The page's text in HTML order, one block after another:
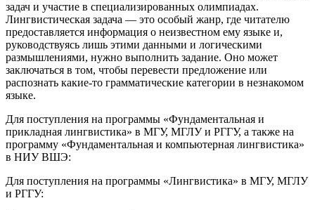
задач и участие в специализированных олимпиадах.
Лингвистическая задача — это особый жанр, где читателю
предоставляется информация о неизвестном ему языке и,
руководствуясь лишь этими данными и логическими
размышлениями, нужно выполнить задание. Оно может
заключаться в том, чтобы перевести предложение или
распознать какие-то грамматические категории в незнакомом
языке.
Для поступления на программы «Фундаментальная и
прикладная лингвистика» в МГУ, МГЛУ и РГГУ, а также на
программу «Фундаментальная и компьютерная лингвистика»
в НИУ ВШЭ:
Для поступления на программы «Лингвистика» в МГУ, МГЛУ
и РГГУ: